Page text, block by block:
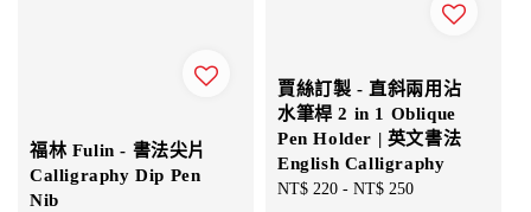
福林 Fulin - 書法尖片
Calligraphy Dip Pen
Nib
賈絲訂製 - 直斜兩用沾
水筆桿 2 in 1 Oblique
Pen Holder | 英文書法
English Calligraphy
Regular
NT$ 220 - NT$ 250